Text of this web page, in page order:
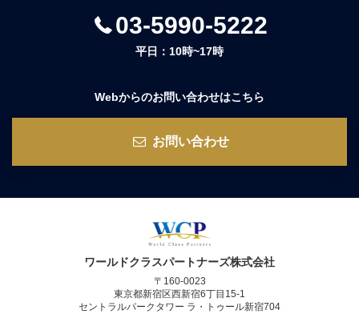
03-5990-5222
平日：10時~17時
Webからのお問い合わせはこちら
お問い合わせ
ワールドクラスパートナーズ株式会社
〒160-0023
東京都新宿区西新宿6丁目15-1
セントラルパークタワー ラ・トゥール新宿704